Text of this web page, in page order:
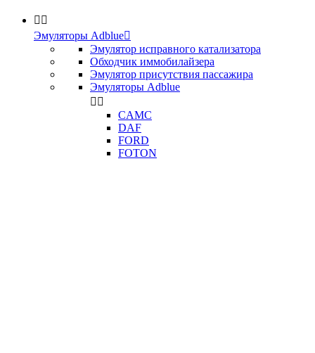
 
Эмуляторы Adblue
Эмулятор исправного катализатора
Обходчик иммобилайзера
Эмулятор присутствия пассажира
Эмуляторы Adblue
 
CAMC
DAF
FORD
FOTON